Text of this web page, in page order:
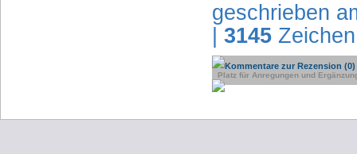
geschrieben
3145 Zeichen
Kommentare zur Rezension (0)
Platz für Anregungen und